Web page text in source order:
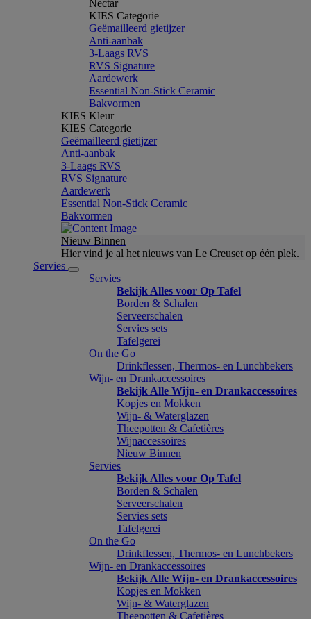
Nectar
KIES Categorie
Geëmailleerd gietijzer
Anti-aanbak
3-Laags RVS
RVS Signature
Aardewerk
Essential Non-Stick Ceramic
Bakvormen
KIES Kleur
KIES Categorie
Geëmailleerd gietijzer
Anti-aanbak
3-Laags RVS
RVS Signature
Aardewerk
Essential Non-Stick Ceramic
Bakvormen
Nieuw Binnen
Hier vind je al het nieuws van Le Creuset op één plek.
Servies
Servies
Bekijk Alles voor Op Tafel
Borden & Schalen
Serveerschalen
Servies sets
Tafelgerei
On the Go
Drinkflessen, Thermos- en Lunchbekers
Wijn- en Drankaccessoires
Bekijk Alle Wijn- en Drankaccessoires
Kopjes en Mokken
Wijn- & Waterglazen
Theepotten & Cafetières
Wijnaccessoires
Nieuw Binnen
Servies
Bekijk Alles voor Op Tafel
Borden & Schalen
Serveerschalen
Servies sets
Tafelgerei
On the Go
Drinkflessen, Thermos- en Lunchbekers
Wijn- en Drankaccessoires
Bekijk Alle Wijn- en Drankaccessoires
Kopjes en Mokken
Wijn- & Waterglazen
Theepotten & Cafetières